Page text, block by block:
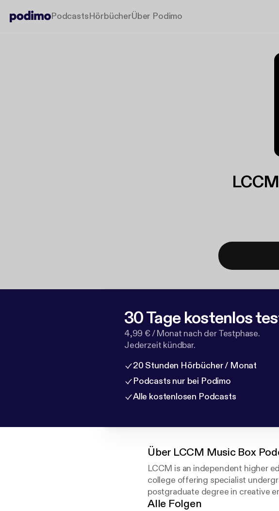
PodcastsHörbücherÜber Podimo
30 Tage kostenlos
4,99 € / Monat nach der Testphase.
Jederzeit kündbar.
20 Stunden Hörbücher / Monat
Podcasts nur bei Podimo
Alle kostenlosen Podcasts
Über LCCM Music Box
LCCM is an independent higher
college offering specialist
postgraduate degree in creative
Alle Folgen